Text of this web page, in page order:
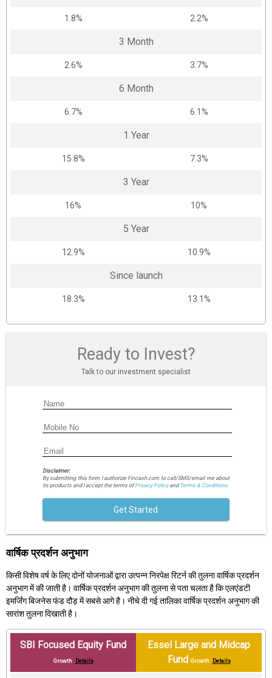
1.8% 2.2%
3 Month
2.6% 3.7%
6 Month
6.7% 6.1%
1 Year
15.8% 7.3%
3 Year
16% 10%
5 Year
12.9% 10.9%
Since launch
18.3% 13.1%
Ready to Invest?
Talk to our investment specialist
Disclaimer:
By submitting this form I authorize Fincash.com to call/SMS/email me about
its products and I accept the terms ofPrivacy Policyand Terms & Conditions.
Get Started
वार्षिक प्रदर्शन अनुभाग
किसी विशेष वर्ष के लिए दोनों योजनाओं द्वारा उत्पन्न निरपेक्ष रिटर्न की तुलना वार्षिक प्रदर्शन
अनुभाग में की जाती है। वार्षिक प्रदर्शन अनुभाग की तुलना से पता चलता है कि एलएंडटी
इमर्जिंग बिजनेस फंड दौड़ में सबसे आगे है। नीचे दी गई तालिका वार्षिक प्रदर्शन अनुभाग की
सारांश तुलना दिखाती है।
SBI Focused Equity Fund
Growth Details
Essel Large and Midcap
Fund Growth Details